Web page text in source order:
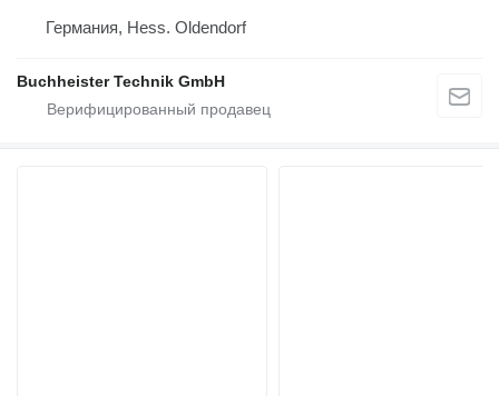
Германия, Hess. Oldendorf
Buchheister Technik GmbH